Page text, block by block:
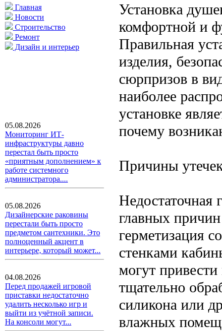
Главная
Новости
Строительство
Ремонт
Дизайн и интерьер
05.08.2026
Мониторинг ИТ-
инфраструктуры давно
перестал быть просто
«приятным дополнением» к
работе системного
администратора....
05.08.2026
Дизайнерские раковины
перестали быть просто
предметом сантехники. Это
полноценный акцент в
интерьере, который может...
04.08.2026
Перед продажей игровой
приставки недостаточно
удалить несколько игр и
выйти из учётной записи.
На консоли могут...
Установка
комфортной и
Правильная
изделия,
сюрпризов в
наиболее
установке
почему
Причины
Недостаточная
главных причин
герметизация
стенками
могут
тщательно
силикона или
влажных